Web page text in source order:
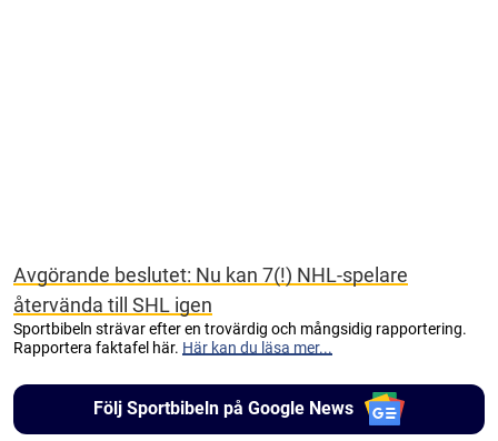
Avgörande beslutet: Nu kan 7(!) NHL-spelare
återvända till SHL igen
Sportbibeln strävar efter en trovärdig och mångsidig rapportering.
Rapportera faktafel här. Här kan du läsa mer...
Följ Sportbibeln på Google News